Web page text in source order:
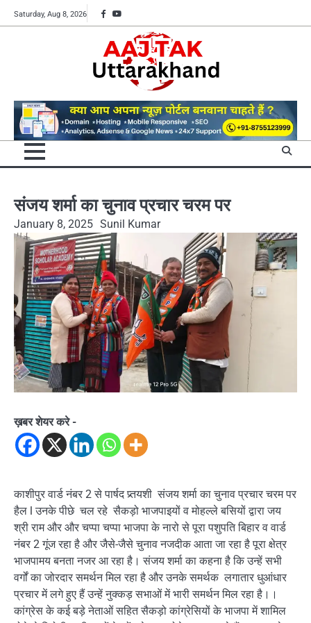
to
Saturday, Aug 8, 2026 Facebook
YouTube
संजय शर्मा का चुनाव प्रचार चरम पर
January 8, 2025 Sunil Kumar
ख़बर शेयर करे -
काशीपुर वार्ड नंबर 2 से पार्षद प्र्तयशी संजय शर्मा का चुनाव प्रचार चरम पर
हैल l उनके पीछे चल रहे सैकड़ो भाजपाइयों व मोहल्ले बसियों द्वारा जय
श्री राम और और चप्पा चप्पा भाजपा के नारो से पूरा पशुपति बिहार व वार्ड
नंबर 2 गूंज रहा है और जैसे-जैसे चुनाव नजदीक आता जा रहा है पूरा क्षेत्र
भाजपामय बनता नजर आ रहा है। संजय शर्मा का कहना है कि उन्हें सभी
वर्गों का जोरदार समर्थन मिल रहा है और उनके समर्थक लगातार धुआंधार
प्रचार में लगे हुए हैं उन्हें नुक्कड़ सभाओं में भारी समर्थन मिल रहा है।।
कांग्रेस के कई बड़े नेताओं सहित सैकड़ो कांग्रेसियों के भाजपा में शामिल